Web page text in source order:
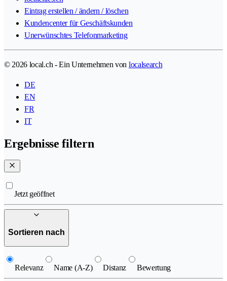
Eintrag erstellen / ändern / löschen
Kundencenter für Geschäftskunden
Unerwünschtes Telefonmarketing
© 2026 local.ch - Ein Unternehmen von localsearch
DE
EN
FR
IT
Ergebnisse filtern
Jetzt geöffnet
Sortieren nach
Relevanz Name (A-Z) Distanz Bewertung